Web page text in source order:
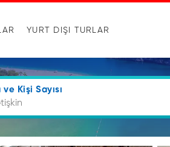
YURT DIŞI TURLAR
Kişi Sayısı